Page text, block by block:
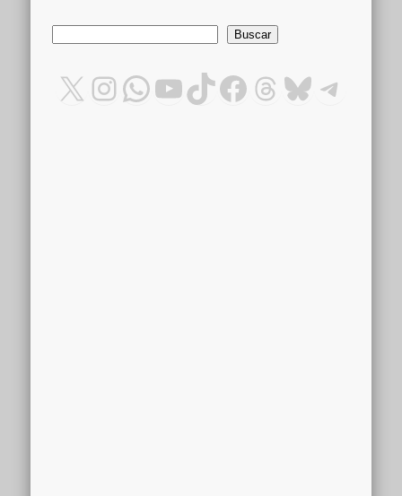
Buscar
X Instagram
WhatsApp
YouTube
TikTok
Facebook
Threads
Bluesky